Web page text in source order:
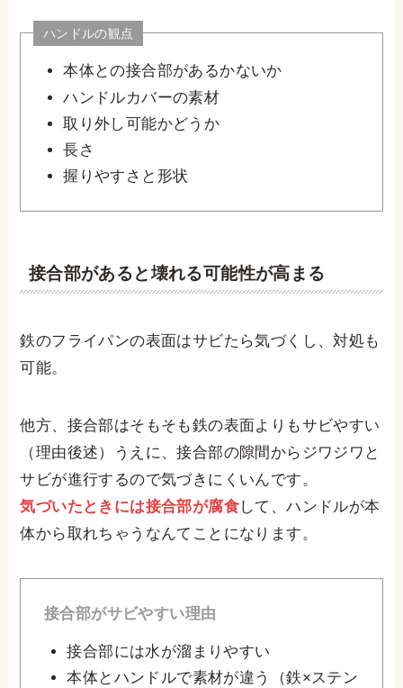
ハンドルの観点
本体との接合部があるかないか
ハンドルカバーの素材
取り外し可能かどうか
長さ
握りやすさと形状
接合部があると壊れる可能性が高まる
鉄のフライパンの表面はサビたら気づくし、対処も
可能。
他方、接合部はそもそも鉄の表面よりもサビやすい
（理由後述）うえに、接合部の隙間からジワジワと
サビが進行するので気づきにくいんです。
気づいたときには接合部が腐食して、ハンドルが本
体から取れちゃうなんてことになります。
接合部がサビやすい理由
接合部には水が溜まりやすい
本体とハンドルで素材が違う（鉄×ステン